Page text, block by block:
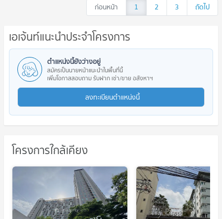
ก่อนหน้า 1 2 3 ถัดไป
เอเจ้นท์แนะนำประจำโครงการ
ตำแหน่งนี้ยังว่างอยู่
สมัครเป็นนายหน้าแนะนำในพื้นที่นี้
เพิ่มโอกาสสอบถาม รับฝาก เช่า/ขาย อสังหาฯ
ลงทะเบียนตำแหน่งนี้
โครงการใกล้เคียง